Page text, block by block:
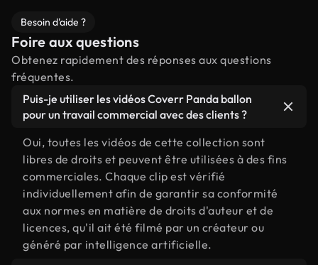
Besoin d'aide ?
Foire aux questions
Obtenez rapidement des réponses aux questions
fréquentes.
Puis-je utiliser les vidéos Coverr Panda ballon
pour un travail commercial avec des clients ?
Oui, toutes les vidéos de cette collection sont
libres de droits et peuvent être utilisées à des fins
commerciales. Chaque clip est vérifié
individuellement afin de garantir sa conformité
aux normes en matière de droits d'auteur et de
licences, qu'il ait été filmé par un créateur ou
généré par intelligence artificielle.